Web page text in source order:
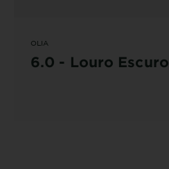
OLIA
6.0 - Louro Escuro